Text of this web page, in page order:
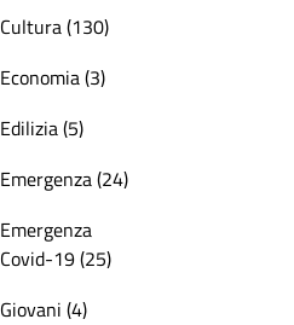
Cultura (130)
Economia (3)
Edilizia (5)
Emergenza (24)
Emergenza
Covid-19 (25)
Giovani (4)